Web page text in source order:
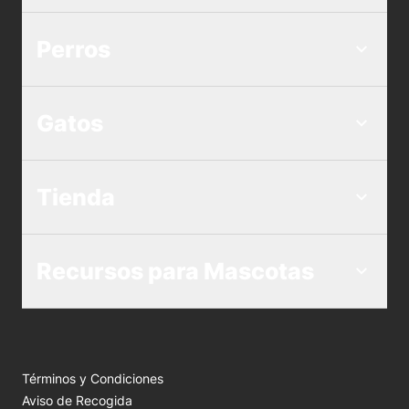
Términos y Condiciones
Aviso de Recogida